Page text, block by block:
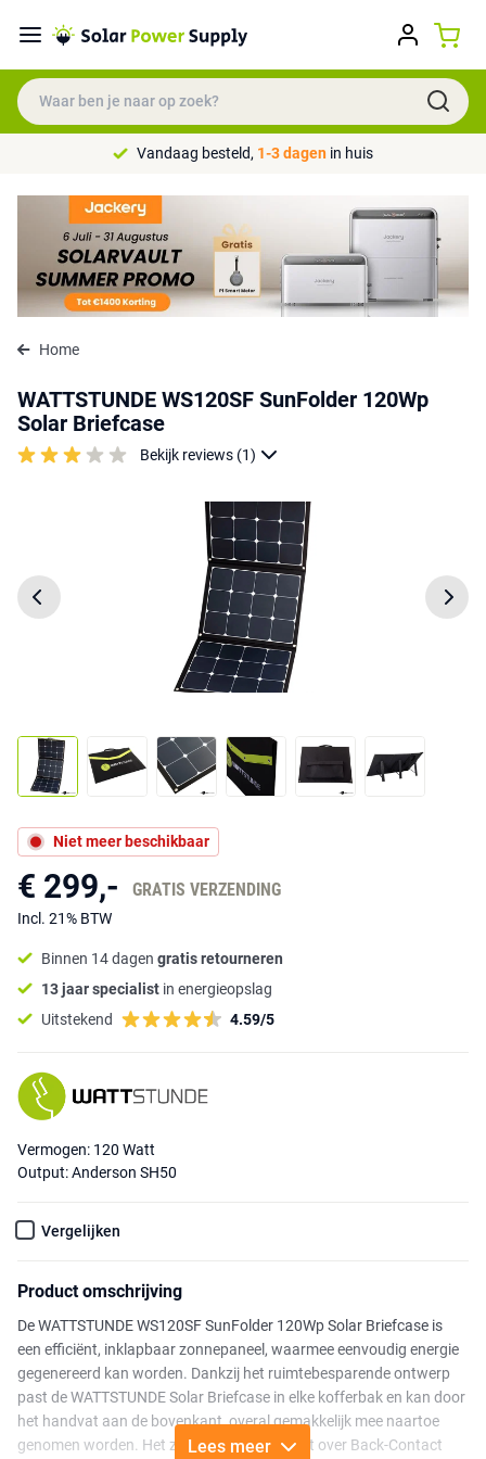
Vandaag besteld, 1-3 dagen in huis
Home
WATTSTUNDE WS120SF SunFolder 120Wp
Solar Briefcase
Bekijk reviews (1)
Niet meer beschikbaar
€ 299,- GRATIS VERZENDING
Incl. 21% BTW
Binnen 14 dagen gratis retourneren
13 jaar specialist in energieopslag
Uitstekend
4.59/5
Vermogen: 120 Watt
Output: Anderson SH50
Vergelijken
Product omschrijving
De WATTSTUNDE WS120SF SunFolder 120Wp Solar Briefcase is
een efficiënt, inklapbaar zonnepaneel, waarmee eenvoudig energie
gegenereerd kan worden. Dankzij het ruimtebesparende ontwerp
past de WATTSTUNDE Solar Briefcase in elke kofferbak en kan door
het handvat aan de bovenkant, overal gemakkelijk mee naartoe
genomen worden. Het zonnepaneel beschikt over Back-Contact
Lees meer